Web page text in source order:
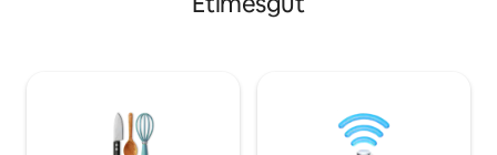
sessiz ve huzurlu bir çevrede
Ankara’da konforlu bir alternatif arayan
misafirler için idealdir.
Profesyonelce
suitlerde yerinizi